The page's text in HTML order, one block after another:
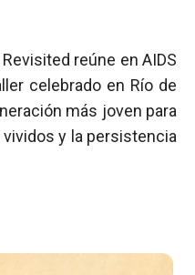
reúne en AIDS
celebrado en Río de
más joven para
y la persistencia